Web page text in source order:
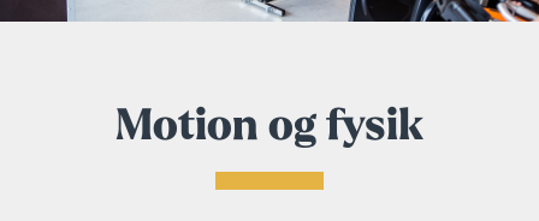
Motion og fysik